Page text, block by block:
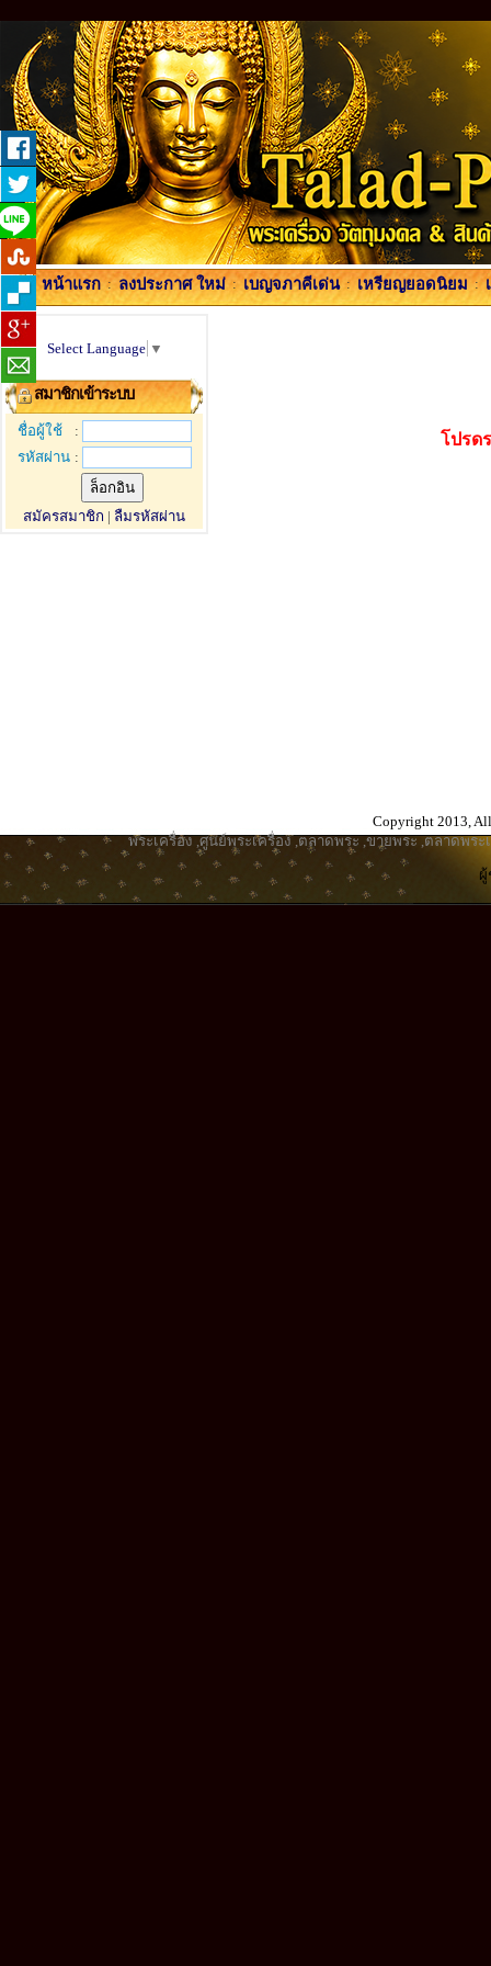
หน้าแรก : ลงประกาศ ใหม่ : เบญจภาคีเด่น : เหรียญยอดนิยม :
Select Language ▼
สมาชิกเข้าระบบ
ชื่อผู้ใช้
:
รหัสผ่าน :
สมัครสมาชิก | ลืมรหัสผ่าน
โปรด
Copyright 2013,
พระเครื่อง ,ศูนย์พระเครื่อง,ตลาดพระ ,ขายพระ ,ตลาดพระ